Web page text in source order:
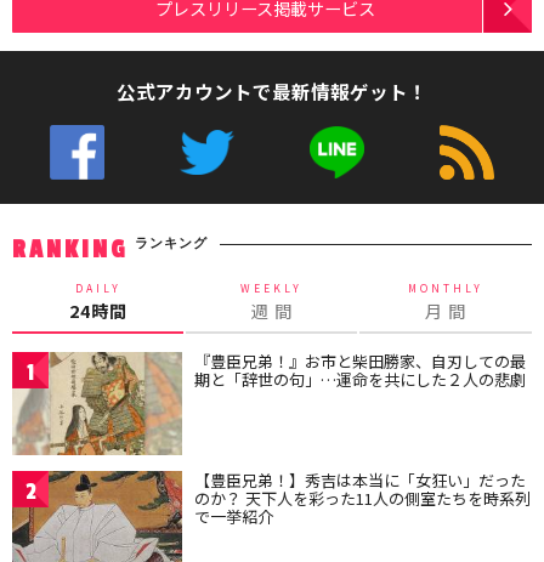
プレスリリース掲載サービス
公式アカウントで最新情報ゲット！
RANKING ランキング
DAILY
24時間
WEEKLY
週 間
MONTHLY
月 間
1 『豊臣兄弟！』お市と柴田勝家、自刃しての最
期と「辞世の句」…運命を共にした２人の悲劇
2 【豊臣兄弟！】秀吉は本当に「女狂い」だった
のか？ 天下人を彩った11人の側室たちを時系列
で一挙紹介